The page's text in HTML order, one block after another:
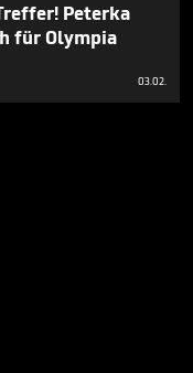
Peterka
für Olympia
03.02.